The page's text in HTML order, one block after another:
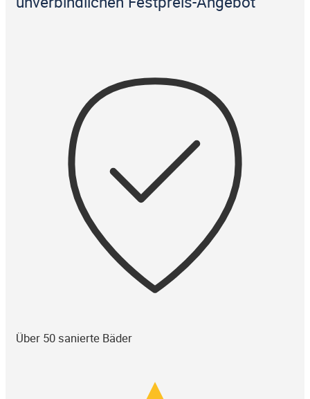
Über 50 sanierte Bäder